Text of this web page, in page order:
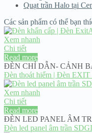
Quạt trần Halo tại
Các sản phẩm có thể bạn
Xem nhanh
Chi tiết
Read more
ĐÈN CHỈ DẪN- CẢNH
Đèn thoát hiểm | Đèn
Xem nhanh
Chi tiết
Read more
ĐÈN LED PANEL ÂM
Đèn led panel âm trần